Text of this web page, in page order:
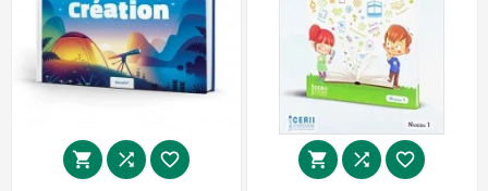
     